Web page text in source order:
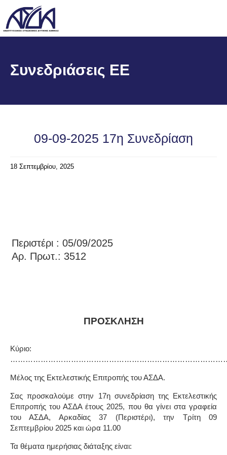
Συνεδριάσεις ΕΕ
09-09-2025 17η Συνεδρίαση
18 Σεπτεμβρίου, 2025
Περιστέρι : 05/09/2025
Αρ. Πρωτ.: 3512
ΠΡΟΣΚΛΗΣΗ
Κύριο:
Μέλος της Εκτελεστικής Επιτροπής του ΑΣΔΑ.
Σας προσκαλούμε στην 17η συνεδρίαση της Εκτελεστικής
Επιτροπής του ΑΣΔΑ έτους 2025, που θα γίνει στα γραφεία
του ΑΣΔΑ, Αρκαδίας 37 (Περιστέρι),την Tρίτη 09
Σεπτεμβρίου 2025 και ώρα 11.00
Τα θέματα ημερήσιας διάταξης είναι: